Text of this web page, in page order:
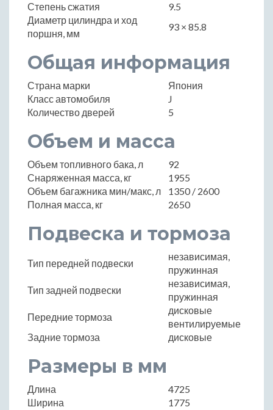
Степень сжатия
9.5
Диаметр цилиндра и ход
поршня, мм
93 × 85.8
Общая информация
Страна марки
Япония
Класс автомобиля
J
Количество дверей
5
Объем и масса
Объем топливного бака, л
92
Снаряженная масса, кг
1955
Объем багажника мин/макс, л
1350 / 2600
Полная масса, кг
2650
Подвеска и тормоза
Тип передней подвески
независимая,
пружинная
Тип задней подвески
независимая,
пружинная
Передние тормоза
дисковые
вентилируемые
Задние тормоза
дисковые
Размеры в мм
Длина
4725
Ширина
1775